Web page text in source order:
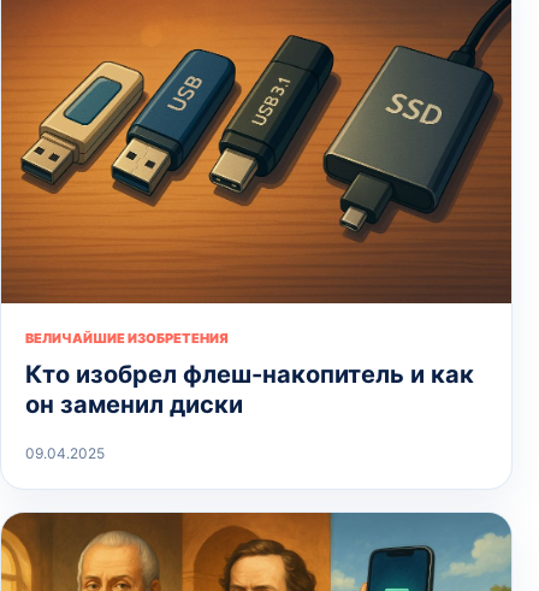
ВЕЛИЧАЙШИЕ ИЗОБРЕТЕНИЯ
Кто изобрел флеш-накопитель и как
он заменил диски
09.04.2025